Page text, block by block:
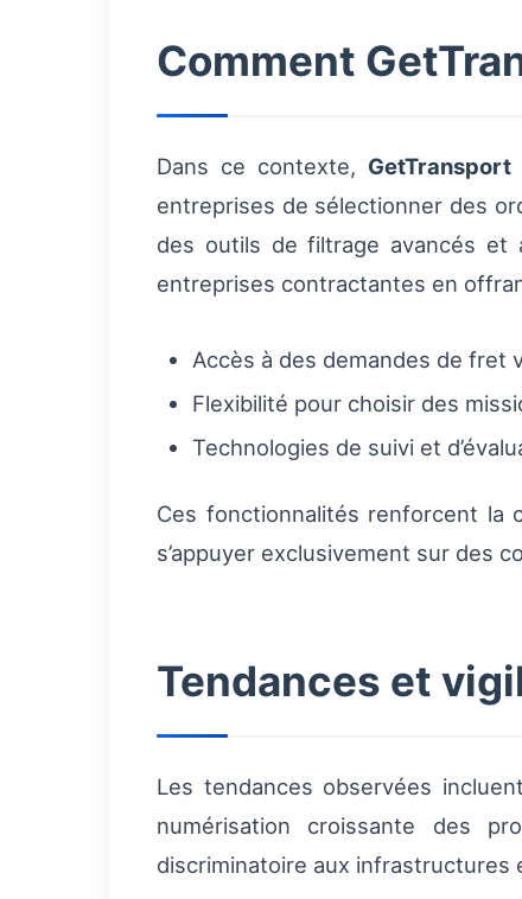
Comment
Dans ce contexte, GetTransport
entreprises de sélectionner des
des outils de filtrage avancés et
entreprises contractantes en
Accès à des demandes de fret
Flexibilité pour choisir des
Technologies de suivi et
Ces fonctionnalités renforcent la
s’appuyer exclusivement sur des
Tendances et
Les tendances observées
numérisation croissante des
discriminatoire aux infrastructures